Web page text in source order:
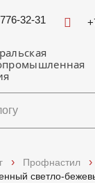
32-31
Профнастил
светло-